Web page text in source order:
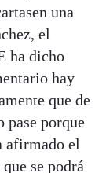
una
el
ha dicho
hay
que de
porque
afirmado el
se podrá